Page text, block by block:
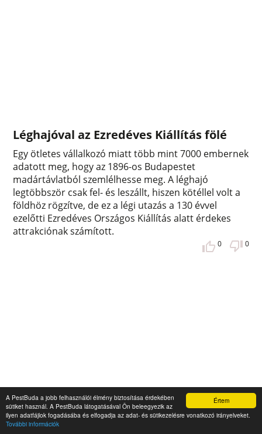
Értem
A PestBuda a jobb felhasználói élmény biztosítása érdekében
sütiket használ. A PestBuda látogatásával Ön beleegyezik az
ilyen adatfájlok fogadásába és elfogadja az adat- és sütikezelésre vonatkozó irányelveket.
További információk
Léghajóval az Ezredéves Kiállítás fölé
Egy ötletes vállalkozó miatt több mint 7000 embernek
adatott meg, hogy az 1896-os Budapestet
madártávlatból szemlélhesse meg. A léghajó
legtöbbször csak fel- és leszállt, hiszen kötéllel volt a
földhöz rögzítve, de ez a légi utazás a 130 évvel
ezelőtti Ezredéves Országos Kiállítás alatt érdekes
attrakciónak számított.
0 0